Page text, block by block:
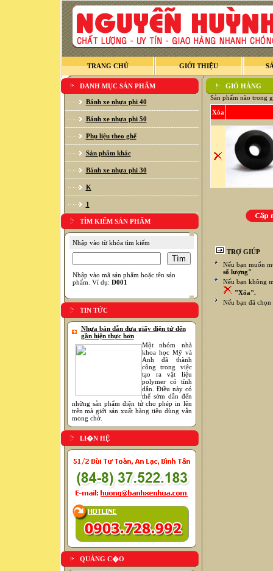
TRANG CHỦ GIỚI THIỆU
DANH MỤC SẢN PHẨM
Bánh xe nhựa phi 40
Bánh xe nhựa phi 50
Phụ liệu theo ghế
Sản phẩm khác
Bánh xe nhựa phi 30
K
1
TÌM KIẾM SẢN PHẨM
Nhập vào từ khóa tìm kiếm
Nhập vào mã sản phẩm hoặc tên sản
phẩm. Ví dụ: D001
TIN TỨC
Nhựa bán dẫn đưa giấy điện tử đến
gần hiện thực hơn
Một nhóm nhà
khoa học Mỹ và
Anh đã thành
công trong việc
tạo ra vật liệu
polymer có tính
dẫn. Điều này có
thể sớm dẫn đến
những sản phẩm điện tử cho phép in lên
trên mà giới sản xuất hàng tiêu dùng vẫn
mong chờ.
LI�N HỆ
QUẢNG C�O
GIỎ HÀNG
Sản phẩm nào trong
Xóa
TRỢ GIÚP
Nếu bạn muốn
số lượng"
Nếu bạn không
"Xóa".
Nếu bạn đã